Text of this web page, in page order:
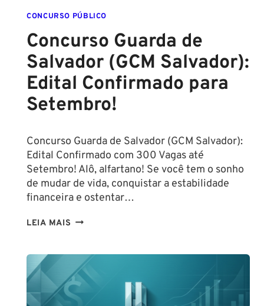
CONCURSO PÚBLICO
Concurso Guarda de
Salvador (GCM Salvador):
Edital Confirmado para
Setembro!
Concurso Guarda de Salvador (GCM Salvador):
Edital Confirmado com 300 Vagas até
Setembro! Alô, alfartano! Se você tem o sonho
de mudar de vida, conquistar a estabilidade
financeira e ostentar…
LEIA MAIS CONCURSO
SALVADOR
(GCM
SALVADOR):